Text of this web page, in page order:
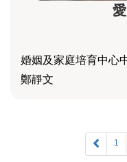
婚姻及家庭培育中心
鄭靜文
1